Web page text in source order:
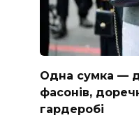
Одна сумка —
фасонів,
гардеробі